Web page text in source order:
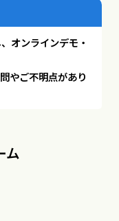
オンラインデモ・
やご不明点があり
ム